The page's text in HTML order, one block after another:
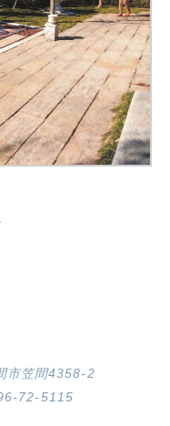
市笠間4358-2
72-5115